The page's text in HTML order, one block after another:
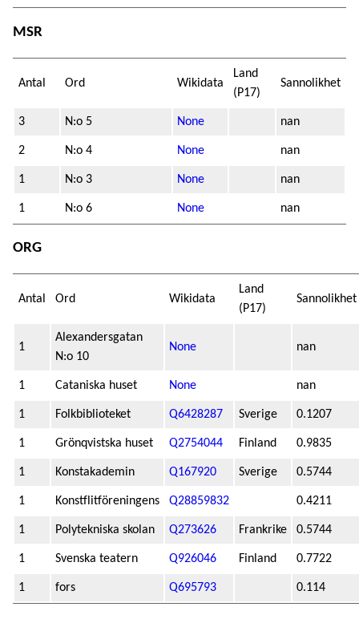
MSR
Antal Ord Wikidata
Land
(P17)
Sannolikhet
3 N:o 5 None nan
2 N:o 4 None nan
1 N:o 3 None nan
1 N:o 6 None nan
ORG
Antal Ord Wikidata
Land
(P17)
Sannolikhet
1
Alexandersgatan
N:o 10
None nan
1 Cataniska huset None nan
1 Folkbiblioteket Q6428287 Sverige 0.1207
1 Grönqvistska huset Q2754044 Finland 0.9835
1 Konstakademin Q167920 Sverige 0.5744
1 Konstflitföreningens Q28859832 0.4211
1 Polytekniska skolan Q273626 Frankrike 0.5744
1 Svenska teatern Q926046 Finland 0.7722
1 fors Q695793 0.114